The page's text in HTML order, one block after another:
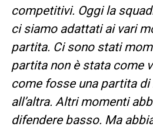
competitivi. Oggi la
ci siamo adattati ai vari
partita. Ci sono stati
partita non è stata come
come fosse una partita di
all’altra. Altri momenti
difendere basso. Ma